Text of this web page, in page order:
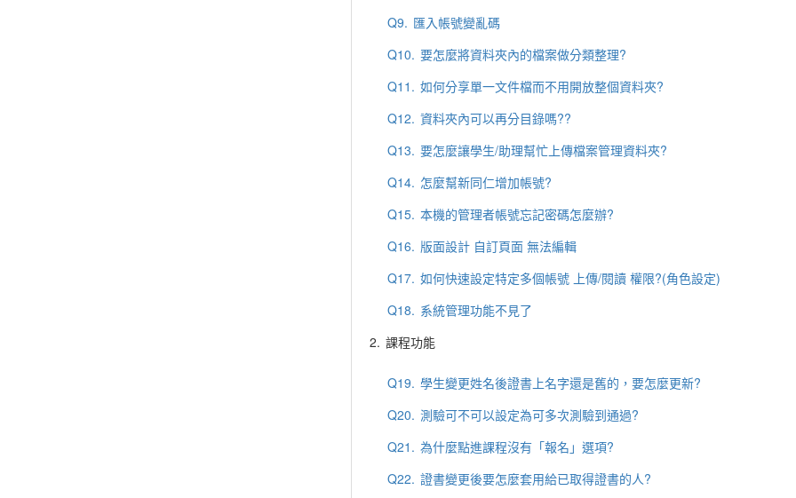
Q9. 匯入帳號變亂碼
Q10. 要怎麼將資料夾內的檔案做分類整理?
Q11. 如何分享單一文件檔而不用開放整個資料夾?
Q12. 資料夾內可以再分目錄嗎??
Q13. 要怎麼讓學生/助理幫忙上傳檔案管理資料夾?
Q14. 怎麼幫新同仁增加帳號?
Q15. 本機的管理者帳號忘記密碼怎麼辦?
Q16. 版面設計 自訂頁面 無法編輯
Q17. 如何快速設定特定多個帳號 上傳/閱讀 權限?(角色設定)
Q18. 系統管理功能不見了
2. 課程功能
Q19. 學生變更姓名後證書上名字還是舊的，要怎麼更新?
Q20. 測驗可不可以設定為可多次測驗到通過?
Q21. 為什麼點進課程沒有「報名」選項?
Q22. 證書變更後要怎麼套用給已取得證書的人?